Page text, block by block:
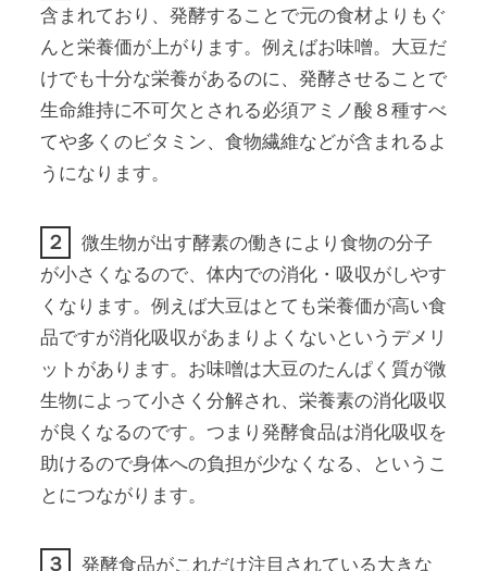
含まれており、発酵することで元の食材よりもぐ
んと栄養価が上がります。例えばお味噌。大豆だ
けでも十分な栄養があるのに、発酵させることで
生命維持に不可欠とされる必須アミノ酸８種すべ
てや多くのビタミン、食物繊維などが含まれるよ
うになります。
２
微生物が出す酵素の働きにより食物の分子
が小さくなるので、体内での消化・吸収がしやす
くなります。例えば大豆はとても栄養価が高い食
品ですが消化吸収があまりよくないというデメリ
ットがあります。お味噌は大豆のたんぱく質が微
生物によって小さく分解され、栄養素の消化吸収
が良くなるのです。つまり発酵食品は消化吸収を
助けるので身体への負担が少なくなる、というこ
とにつながります。
３
発酵食品がこれだけ注目されている大きな